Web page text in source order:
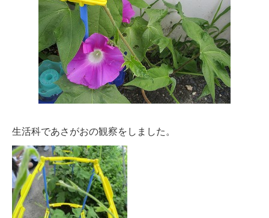
生活科であさがおの観察をしました。